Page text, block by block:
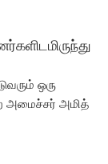
ஒரு
அமைச்சர் அமித்